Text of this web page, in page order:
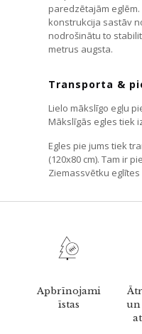
paredzētajām
konstrukcija sastāv
nodrošinātu to
metrus augsta.
Transporta &
Lielo mākslīgo egļu
Mākslīgās egles tiek
Egles pie jums tiek
(120x80 cm). Tam ir
Ziemassvētku
Apbrīnojami
īstas
un